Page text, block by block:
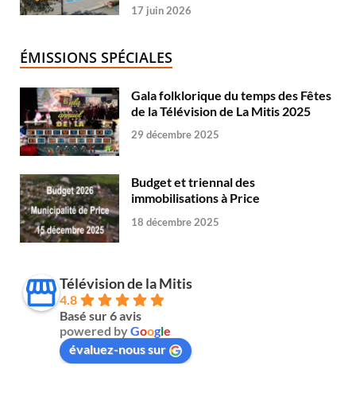
17 juin 2026
ÉMISSIONS SPÉCIALES
Gala folklorique du temps des Fêtes
de la Télévision de La Mitis 2025
29 décembre 2025
Budget et triennal des
immobilisations à Price
18 décembre 2025
Télévision de la Mitis
4.8
Basé sur 6 avis
powered byGoogle
évaluez-nous sur